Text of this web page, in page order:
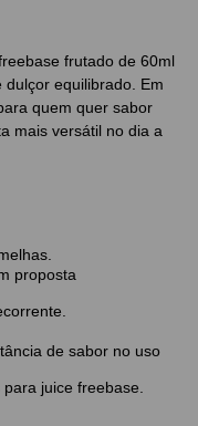
frutado de 60ml
equilibrado. Em
quem quer sabor
mais versátil no dia a
proposta
de sabor no uso
juice freebase.